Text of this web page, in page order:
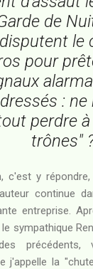
de
le
pour
:
perdre
trônes"
c'est y
continue
entreprise.
sympathique
j'appelle la